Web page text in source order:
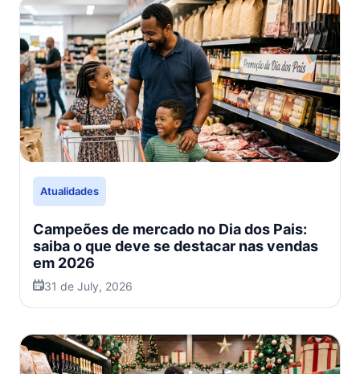
Atualidades
Campeões de mercado no Dia dos Pais:
saiba o que deve se destacar nas vendas
em 2026
31 de July, 2026